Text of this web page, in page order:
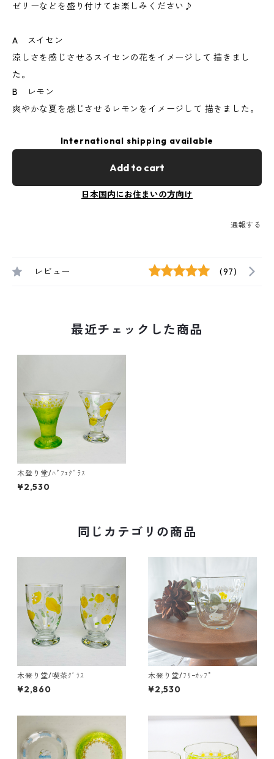
ゼリーなどを盛り付けてお楽しみください♪
A スイセン
涼しさを感じさせるスイセンの花をイメージして 描きまし
た。
B レモン
爽やかな夏を感じさせるレモンをイメージして 描きました。
International shipping available
Add to cart
日本国内にお住まいの方向け
通報する
レビュー (97)
最近チェックした商品
木登り堂/ﾊﾟﾌｪｸﾞﾗｽ
¥2,530
同じカテゴリの商品
木登り堂/喫茶ｸﾞﾗｽ
¥2,860
木登り堂/ﾌﾘｰｶｯﾌﾟ
¥2,530